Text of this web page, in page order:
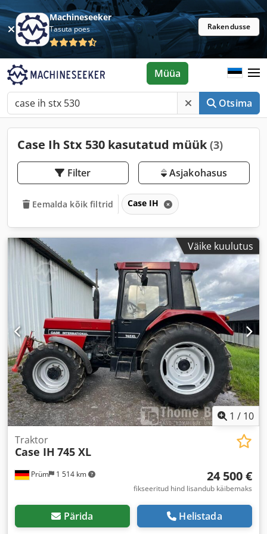
Machineseeker
Tasuta poes Rakendusse
Otsima
Müüa
Case Ih Stx 530 kasutatud müük (3)
Filter Asjakohasus
Eemalda kõik filtrid Case IH
Väike kuulutus
1 / 10
Prüm 1 514 km
Traktor
Case IH 745 XL
24 500 €
fikseeritud hind lisandub käibemaks
Pärida Helistada